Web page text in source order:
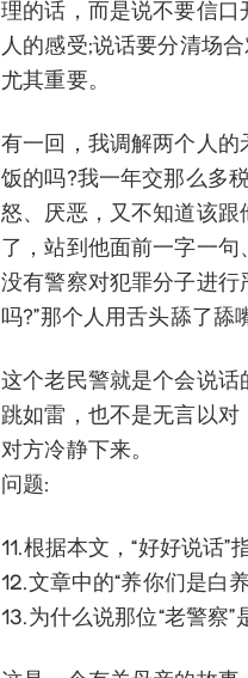
理的话，而是说不要信
人的感受;说话要分清场
尤其重要。
有一回，我调解两个人的
饭的吗?我一年交那么多
怒、厌恶，又不知道该
了，站到他面前一字一句
没有警察对犯罪分子进
吗?”那个人用舌头舔了舔
这个老民警就是个会说
跳如雷，也不是无言以
对方冷静下来。
问题:
11.根据本文，“好好说话”
12.文章中的“养你们是白
13.为什么说那位“老警察”